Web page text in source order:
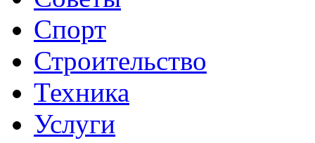
Спорт
Строительство
Техника
Услуги